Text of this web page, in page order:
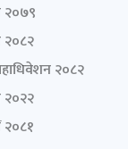
२०७९
२०८२
२०८२
२०२२